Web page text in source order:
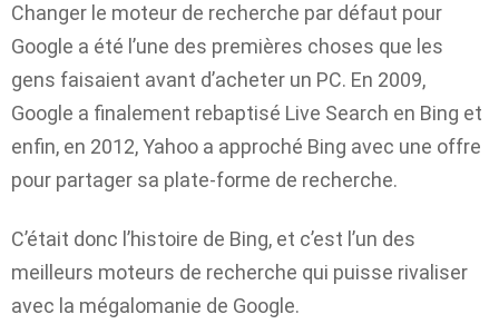
Changer le moteur de recherche par défaut pour
Google a été l’une des premières choses que les
gens faisaient avant d’acheter un PC. En 2009,
Google a finalement rebaptisé Live Search en Bing et
enfin, en 2012, Yahoo a approché Bing avec une offre
pour partager sa plate-forme de recherche.
C’était donc l’histoire de Bing, et c’est l’un des
meilleurs moteurs de recherche qui puisse rivaliser
avec la mégalomanie de Google.